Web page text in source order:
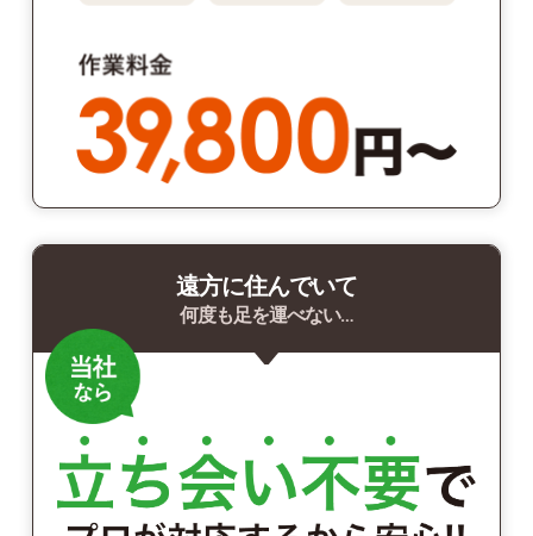
遠方に住んでいて
何度も足を運べない…